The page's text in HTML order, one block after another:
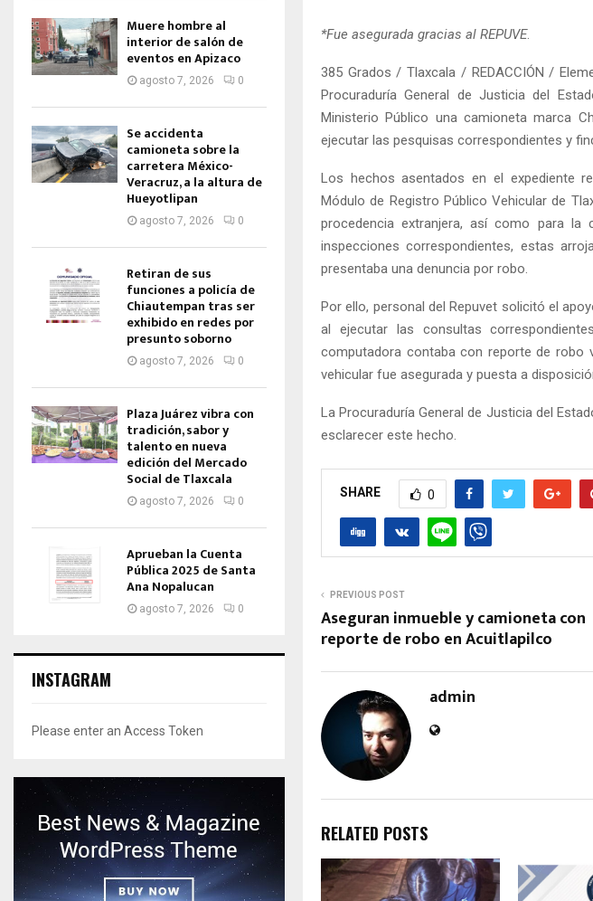
*Fue asegurada gracias al REPUVE.
385 Grados / Tlaxcala / REDACCIÓN /
Procuraduría General de Justicia del
Ministerio Público una camioneta marca
ejecutar las pesquisas correspondientes y
Los hechos asentados en el expediente
Módulo de Registro Público Vehicular de
procedencia extranjera, así como para la
inspecciones correspondientes, estas
presentaba una denuncia por robo.
Por ello, personal del Repuvet solicitó el
al ejecutar las consultas
computadora contaba con reporte de robo
vehicular fue asegurada y puesta a
La Procuraduría General de Justicia del
esclarecer este hecho.
SHARE 0
PREVIOUS POST
Aseguran inmueble y camioneta con
reporte de robo en Acuitlapilco
admin
RELATED POSTS
Muere hombre al
interior de salón de
eventos en Apizaco
agosto 7, 2026 0
Se accidenta
camioneta sobre la
carretera México-
Veracruz, a la altura de
Hueyotlipan
agosto 7, 2026 0
Retiran de sus
funciones a policía de
Chiautempan tras ser
exhibido en redes por
presunto soborno
agosto 7, 2026 0
Plaza Juárez vibra con
tradición, sabor y
talento en nueva
edición del Mercado
Social de Tlaxcala
agosto 7, 2026 0
Aprueban la Cuenta
Pública 2025 de Santa
Ana Nopalucan
agosto 7, 2026 0
INSTAGRAM
Please enter an Access Token